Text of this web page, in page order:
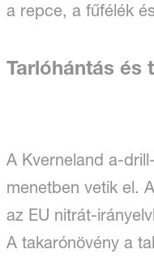
a repce, a fűfélék
Tarlóhántás és
A Kverneland a-
menetben vetik el.
az EU nitrát-
A takarónövény a